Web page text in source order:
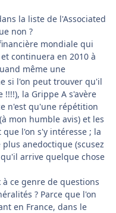
la liste de l'Associated
non ?
mondiale qui
continuera en 2010 à
même une
si l'on peut trouver qu'il
la Grippe A s'avère
n'est qu'une répétition
mon humble avis) et les
l'on s'y intéresse ; la
anedoctique (scusez
arrive quelque chose
ce genre de questions
? Parce que l'on
en France, dans le